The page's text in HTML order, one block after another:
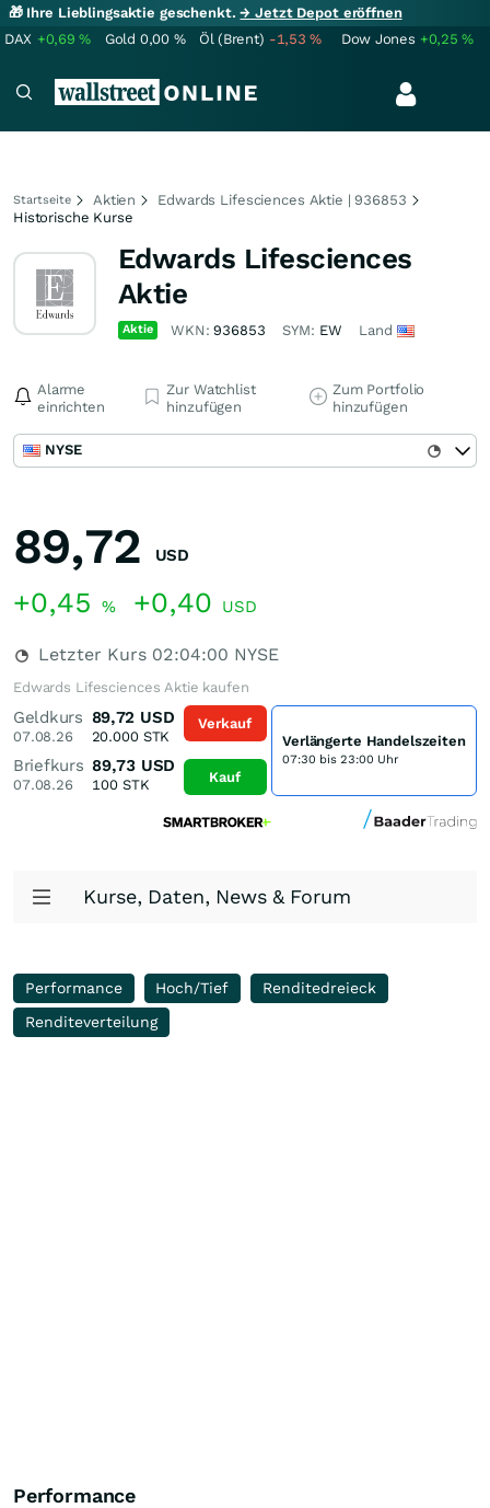
🎁 Ihre Lieblingsaktie geschenkt.→ Jetzt Depot eröffnen
DAX +0,69% Gold 0,00 % Öl (Brent) -1,53% Dow Jones +0,25%
Startseite Aktien
Edwards Lifesciences Aktie | 936853
Historische Kurse
Edwards Lifesciences
Aktie
Aktie WKN:936853 SYM: EW Land
Alarme
einrichten
Zur Watchlist
hinzufügen
Zum Portfolio
hinzufügen
NYSE
89,72 USD
+0,45 % +0,40 USD
Letzter Kurs 02:04:00 NYSE
Edwards Lifesciences Aktie kaufen
Geldkurs
07.08.26
89,72 USD
20.000STK
Briefkurs
07.08.26
89,73 USD
100STK
Verkauf
Kauf
Verlängerte Handelszeiten
07:30 bis 23:00 Uhr
Kurse, Daten, News & Forum
Performance Hoch/Tief
Renditedreieck
Renditeverteilung
Performance